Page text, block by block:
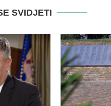
SVIDJETI